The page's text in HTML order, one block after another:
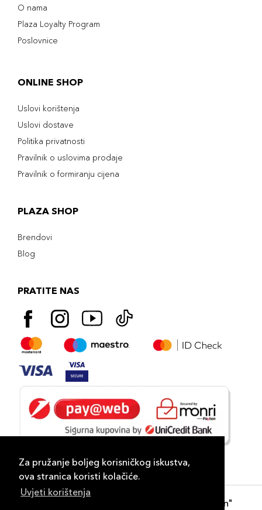
Za pružanje boljeg korisničkog iskustva,
ova stranica koristi kolačiće.
Uvjeti korištenja
O nama
Plaza Loyalty Program
Poslovnice
ONLINE SHOP
Uslovi korištenja
Uslovi dostave
Politika privatnosti
Pravilnik o uslovima prodaje
Pravilnik o formiranju cijena
PLAZA SHOP
Brendovi
Blog
PRATITE NAS
- "DP Lux Distribution"